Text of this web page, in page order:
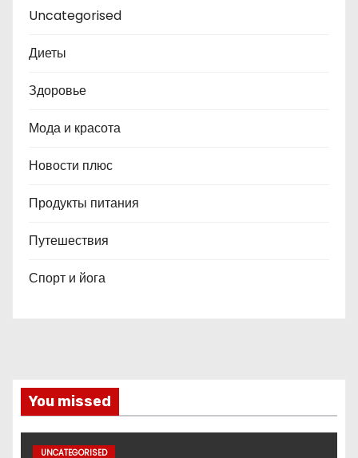
Uncategorised
Диеты
Здоровье
Мода и красота
Новости плюс
Продукты питания
Путешествия
Спорт и йога
You missed
UNCATEGORISED